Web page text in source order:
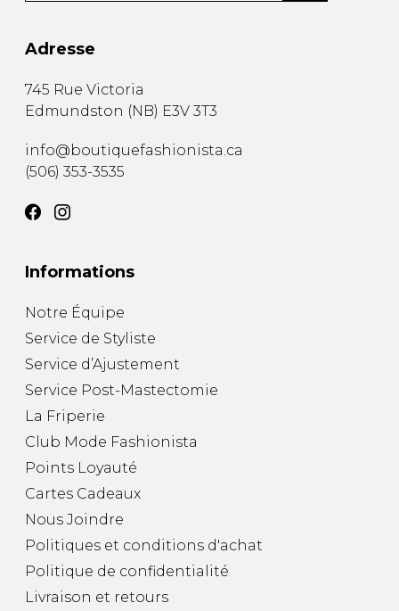
Adresse
745 Rue Victoria
Edmundston (NB) E3V 3T3
info@boutiquefashionista.ca
(506) 353-3535
Informations
Notre Équipe
Service de Styliste
Service d’Ajustement
Service Post-Mastectomie
La Friperie
Club Mode Fashionista
Points Loyauté
Cartes Cadeaux
Nous Joindre
Politiques et conditions d'achat
Politique de confidentialité
Livraison et retours